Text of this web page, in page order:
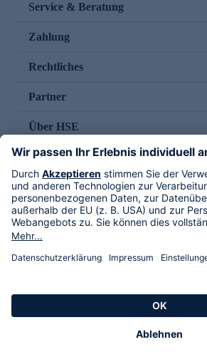
Service & Beratung
Zahlung
Rechtliches
Partner
Über HSE
Im TV
HSE International